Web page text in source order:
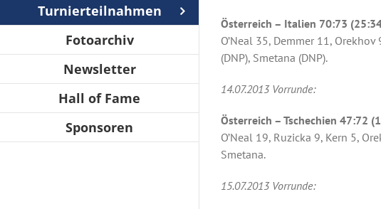
Turnierteilnahmen
Fotoarchiv
Newsletter
Hall of Fame
Sponsoren
Österreich – Italien 70:73
O’Neal 35, Demmer 11,
(DNP), Smetana (DNP).
14.07.2013 Vorrunde:
Österreich – Tschechien 47:72
O’Neal 19, Ruzicka 9, Kern 5,
Smetana.
15.07.2013 Vorrunde: